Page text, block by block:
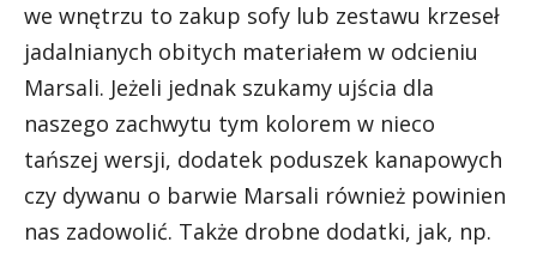
we wnętrzu to zakup sofy lub zestawu krzeseł
jadalnianych obitych materiałem w odcieniu
Marsali. Jeżeli jednak szukamy ujścia dla
naszego zachwytu tym kolorem w nieco
tańszej wersji, dodatek poduszek kanapowych
czy dywanu o barwie Marsali również powinien
nas zadowolić. Także drobne dodatki, jak, np.